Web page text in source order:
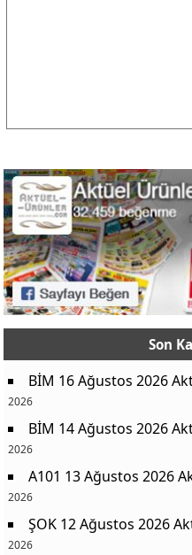
Son
BİM 16 Ağustos 2026
2026
BİM 14 Ağustos 2026
2026
A101 13 Ağustos 2026
2026
ŞOK 12 Ağustos 2026
2026